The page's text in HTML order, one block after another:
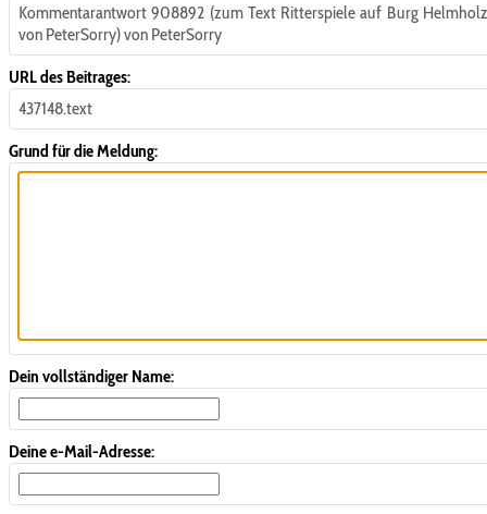
Kommentarantwort 908892 (zum Text Ritterspiele auf Burg Helmholz
von PeterSorry) von PeterSorry
URL des Beitrages:
437148.text
Grund für die Meldung:
Dein vollständiger Name:
Deine e-Mail-Adresse: